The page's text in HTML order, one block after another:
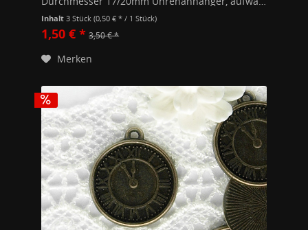
Inhalt3 Stück(0,50 € * / 1 Stück)
1,50 € * 3,50 € *
Merken